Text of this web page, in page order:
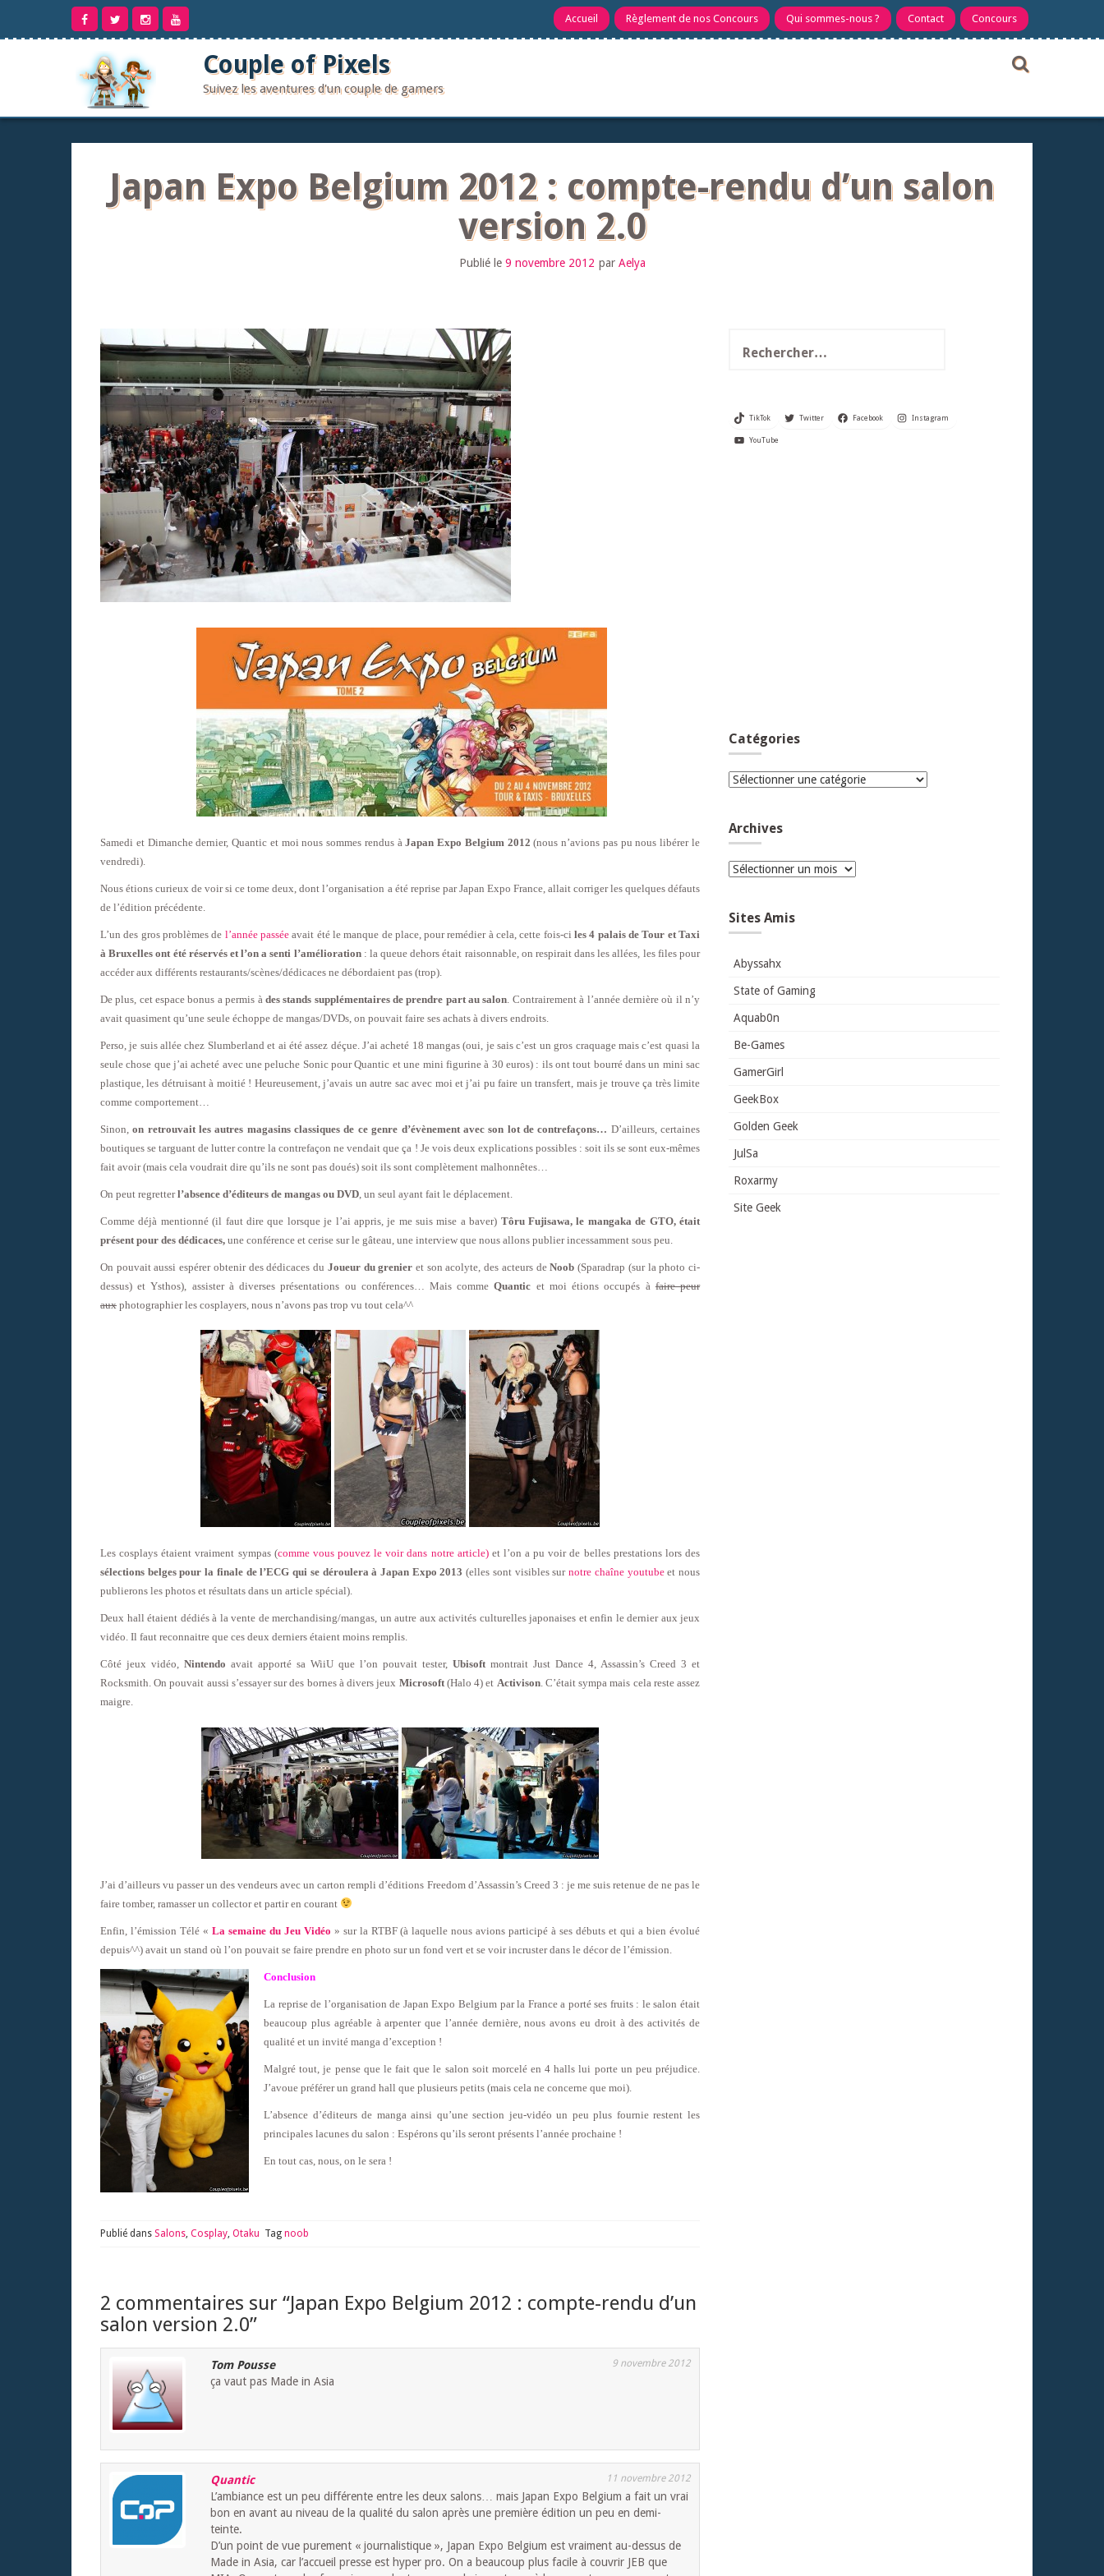
contenu
Accueil Règlement de nos Concours Qui sommes-nous ? Contact Concours
Couple of Pixels
Suivez les aventures d'un couple de gamers
Japan Expo Belgium 2012 : compte-rendu d’un salon
version 2.0
Publié le 9 novembre 2012 par Aelya
Samedi et Dimanche dernier, Quantic et moi nous sommes rendus àJapan Expo Belgium 2012 (nous n’avions pas pu nous libérer le
vendredi).
Nous étions curieux de voir si ce tome deux, dont l’organisation a été reprise par Japan Expo France, allait corriger les quelques défauts
de l’édition précédente.
L’un des gros problèmes de l’année passéeavait été le manque de place, pour remédier à cela, cette fois-ciles 4 palais de Tour et Taxi
à Bruxelles ont été réservés et l’on a senti l’amélioration: la queue dehors était raisonnable, on respirait dans les allées, les files pour
accéder aux différents restaurants/scènes/dédicaces ne débordaient pas (trop).
De plus, cet espace bonus a permis à des stands supplémentaires de prendre part au salon . Contrairement à l’année dernière où il n’y
avait quasiment qu’une seule échoppe de mangas/DVDs, on pouvait faire ses achats à divers endroits.
Perso, je suis allée chez Slumberland et ai été assez déçue. J’ai acheté 18 mangas (oui, je sais c’est un gros craquage mais c’est quasi la
seule chose que j’ai acheté avec une peluche Sonic pour Quantic et une mini figurine à 30 euros) : ils ont tout bourré dans un mini sac
plastique, les détruisant à moitié ! Heureusement, j’avais un autre sac avec moi et j’ai pu faire un transfert, mais je trouve ça très limite
comme comportement…
Sinon, on retrouvait les autres magasins classiques de ce genre d’évènement avec son lot de contrefaçons… D’ailleurs, certaines
boutiques se targuant de lutter contre la contrefaçon ne vendait que ça ! Je vois deux explications possibles : soit ils se sont eux-mêmes
fait avoir (mais cela voudrait dire qu’ils ne sont pas doués) soit ils sont complètement malhonnêtes…
On peut regretterl’absence d’éditeurs de mangas ou DVD , un seul ayant fait le déplacement.
Comme déjà mentionné (il faut dire que lorsque je l’ai appris, je me suis mise a baver) Tôru Fujisawa, le mangaka de GTO, était
présent pour des dédicaces, une conférence et cerise sur le gâteau, une interview que nous allons publier incessamment sous peu.
On pouvait aussi espérer obtenir des dédicaces du Joueur du grenier et son acolyte, des acteurs deNoob (Sparadrap (sur la photo ci-
dessus) et Ysthos), assister à diverses présentations ou conférences… Mais commeQuantic et moi étions occupés àfaire peur
aux photographier les cosplayers, nous n’avons pas trop vu tout cela^^
Les cosplays étaient vraiment sympas (comme vous pouvez le voir dans notre article)et l’on a pu voir de belles prestations lors des
sélections belges pour la finale de l’ECG qui se déroulera à Japan Expo 2013 (elles sont visibles surnotre chaîne youtubeet nous
publierons les photos et résultats dans un article spécial).
Deux hall étaient dédiés à la vente de merchandising/mangas, un autre aux activités culturelles japonaises et enfin le dernier aux jeux
vidéo. Il faut reconnaitre que ces deux derniers étaient moins remplis.
Côté jeux vidéo, Nintendo avait apporté sa WiiU que l’on pouvait tester, Ubisoftmontrait Just Dance 4, Assassin’s Creed 3 et
Rocksmith. On pouvait aussi s’essayer sur des bornes à divers jeux Microsoft(Halo 4) et Activison. C’était sympa mais cela reste assez
maigre.
J’ai d’ailleurs vu passer un des vendeurs avec un carton rempli d’éditions Freedom d’Assassin’s Creed 3 : je me suis retenue de ne pas le
faire tomber, ramasser un collector et partir en courant
Enfin, l’émission Télé « La semaine du Jeu Vidéo » sur la RTBF (à laquelle nous avions participé à ses débuts et qui a bien évolué
depuis^^) avait un stand où l’on pouvait se faire prendre en photo sur un fond vert et se voir incruster dans le décor de l’émission.
Conclusion
La reprise de l’organisation de Japan Expo Belgium par la France a porté ses fruits : le salon était
beaucoup plus agréable à arpenter que l’année dernière, nous avons eu droit à des activités de
qualité et un invité manga d’exception !
Malgré tout, je pense que le fait que le salon soit morcelé en 4 halls lui porte un peu préjudice.
J’avoue préférer un grand hall que plusieurs petits (mais cela ne concerne que moi).
L’absence d’éditeurs de manga ainsi qu’une section jeu-vidéo un peu plus fournie restent les
principales lacunes du salon : Espérons qu’ils seront présents l’année prochaine !
En tout cas, nous, on le sera !
Publié dans Salons, Cosplay, Otaku Tag noob
2 commentaires sur “Japan Expo Belgium 2012 : compte-rendu d’un
salon version 2.0”
Tom Pousse 9 novembre 2012
ça vaut pas Made in Asia
Quantic 11 novembre 2012
L’ambiance est un peu différente entre les deux salons… mais Japan Expo Belgium a fait un vrai
bon en avant au niveau de la qualité du salon après une première édition un peu en demi-
teinte.
D’un point de vue purement « journalistique », Japan Expo Belgium est vraiment au-dessus de
Made in Asia, car l’accueil presse est hyper pro. On a beaucoup plus facile à couvrir JEB que
TikTok Twitter Facebook Instagram
YouTube
Catégories
Catégories
Archives
Archives
Sites Amis
Abyssahx
State of Gaming
Aquab0n
Be-Games
GamerGirl
GeekBox
Golden Geek
JulSa
Roxarmy
Site Geek